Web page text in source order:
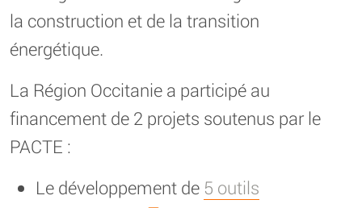
la construction et de la transition
énergétique.
La Région Occitanie a participé au
financement de 2 projets soutenus par le
PACTE :
Le développement de 5 outils